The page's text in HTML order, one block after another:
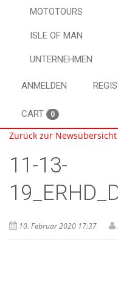
MOTOTOURS
ISLE OF MAN
UNTERNEHMEN
ANMELDEN
CART 0
Zurück zur Newsübersicht
11-13-
10. Februar 2020 17:37